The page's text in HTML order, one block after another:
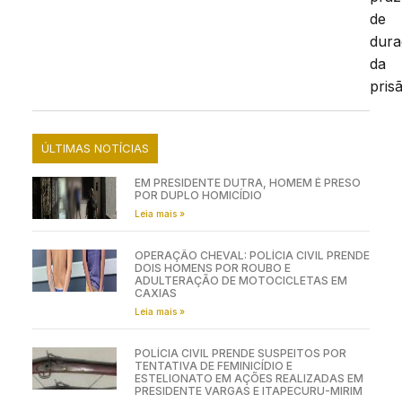
de
da
ÚLTIMAS NOTÍCIAS
EM PRESIDENTE DUTRA, HOMEM É PRESO
POR DUPLO HOMICÍDIO
Leia mais »
OPERAÇÃO CHEVAL: POLÍCIA CIVIL PRENDE
DOIS HOMENS POR ROUBO E
ADULTERAÇÃO DE MOTOCICLETAS EM
CAXIAS
Leia mais »
POLÍCIA CIVIL PRENDE SUSPEITOS POR
TENTATIVA DE FEMINICÍDIO E
ESTELIONATO EM AÇÕES REALIZADAS EM
PRESIDENTE VARGAS E ITAPECURU-MIRIM